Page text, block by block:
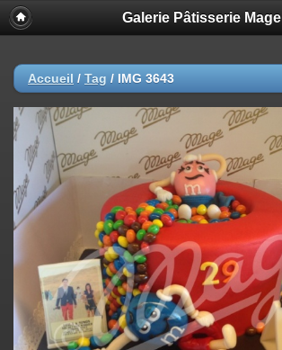
Galerie Pâtisserie Mage
Accueil / Tag / IMG 3643